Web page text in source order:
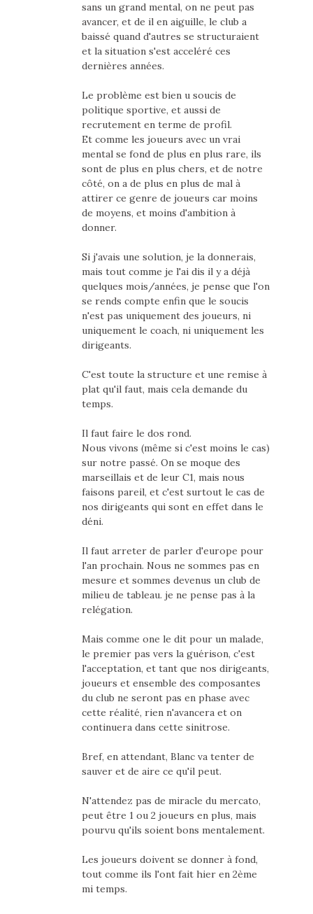
sans un grand mental, on ne peut pas
avancer, et de il en aiguille, le club a
baissé quand d'autres se structuraient
et la situation s'est acceléré ces
dernières années.
Le problème est bien u soucis de
politique sportive, et aussi de
recrutement en terme de profil.
Et comme les joueurs avec un vrai
mental se fond de plus en plus rare, ils
sont de plus en plus chers, et de notre
côté, on a de plus en plus de mal à
attirer ce genre de joueurs car moins
de moyens, et moins d'ambition à
donner.
Si j'avais une solution, je la donnerais,
mais tout comme je l'ai dis il y a déjà
quelques mois/années, je pense que l'on
se rends compte enfin que le soucis
n'est pas uniquement des joueurs, ni
uniquement le coach, ni uniquement les
dirigeants.
C'est toute la structure et une remise à
plat qu'il faut, mais cela demande du
temps.
Il faut faire le dos rond.
Nous vivons (même si c'est moins le cas)
sur notre passé. On se moque des
marseillais et de leur C1, mais nous
faisons pareil, et c'est surtout le cas de
nos dirigeants qui sont en effet dans le
déni.
Il faut arreter de parler d'europe pour
l'an prochain. Nous ne sommes pas en
mesure et sommes devenus un club de
milieu de tableau. je ne pense pas à la
relégation.
Mais comme one le dit pour un malade,
le premier pas vers la guérison, c'est
l'acceptation, et tant que nos dirigeants,
joueurs et ensemble des composantes
du club ne seront pas en phase avec
cette réalité, rien n'avancera et on
continuera dans cette sinitrose.
Bref, en attendant, Blanc va tenter de
sauver et de aire ce qu'il peut.
N'attendez pas de miracle du mercato,
peut être 1 ou 2 joueurs en plus, mais
pourvu qu'ils soient bons mentalement.
Les joueurs doivent se donner à fond,
tout comme ils l'ont fait hier en 2ème
mi temps.